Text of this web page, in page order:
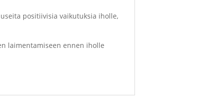
positiivisia vaikutuksia iholle,
laimentamiseen ennen iholle